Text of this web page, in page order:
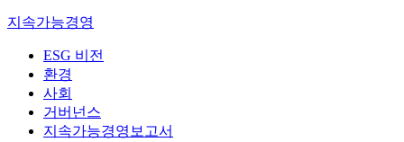
지속가능경영
ESG 비전
환경
사회
거버넌스
지속가능경영보고서